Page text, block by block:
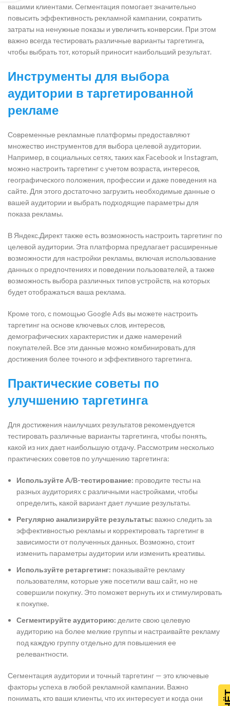
вашими клиентами. Сегментация помогает значительно
повысить эффективность рекламной кампании, сократить
затраты на ненужные показы и увеличить конверсии. При этом
важно всегда тестировать различные варианты таргетинга,
чтобы выбрать тот, который приносит наибольший результат.
Инструменты для выбора
аудитории в таргетированной
рекламе
Современные рекламные платформы предоставляют
множество инструментов для выбора целевой аудитории.
Например, в социальных сетях, таких как Facebook и Instagram,
можно настроить таргетинг с учетом возраста, интересов,
географического положения, профессии и даже поведения на
сайте. Для этого достаточно загрузить необходимые данные о
вашей аудитории и выбрать подходящие параметры для
показа рекламы.
В Яндекс.Директ также есть возможность настроить таргетинг по
целевой аудитории. Эта платформа предлагает расширенные
возможности для настройки рекламы, включая использование
данных о предпочтениях и поведении пользователей, а также
возможность выбора различных типов устройств, на которых
будет отображаться ваша реклама.
Кроме того, с помощью Google Ads вы можете настроить
таргетинг на основе ключевых слов, интересов,
демографических характеристик и даже намерений
покупателей. Все эти данные можно комбинировать для
достижения более точного и эффективного таргетинга.
Практические советы по
улучшению таргетинга
Для достижения наилучших результатов рекомендуется
тестировать различные варианты таргетинга, чтобы понять,
какой из них дает наибольшую отдачу. Рассмотрим несколько
практических советов по улучшению таргетинга:
Используйте A/B-тестирование: проводите тесты на
разных аудиториях с различными настройками, чтобы
определить, какой вариант дает лучшие результаты.
Регулярно анализируйте результаты: важно следить за
эффективностью рекламы и корректировать таргетинг в
зависимости от полученных данных. Возможно, стоит
изменить параметры аудитории или изменить креативы.
Используйте ретаргетинг: показывайте рекламу
пользователям, которые уже посетили ваш сайт, но не
совершили покупку. Это поможет вернуть их и стимулировать
к покупке.
Сегментируйте аудиторию: делите свою целевую
аудиторию на более мелкие группы и настраивайте рекламу
под каждую группу отдельно для повышения ее
релевантности.
Сегментация аудитории и точный таргетинг — это ключевые
факторы успеха в любой рекламной кампании. Важно
понимать, кто ваши клиенты, что их интересует и когда они